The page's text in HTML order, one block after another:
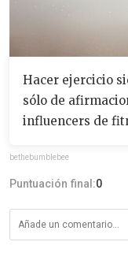
Hacer ejercicio
sólo de
influencers de
bethebumblebee
Puntuación final:0